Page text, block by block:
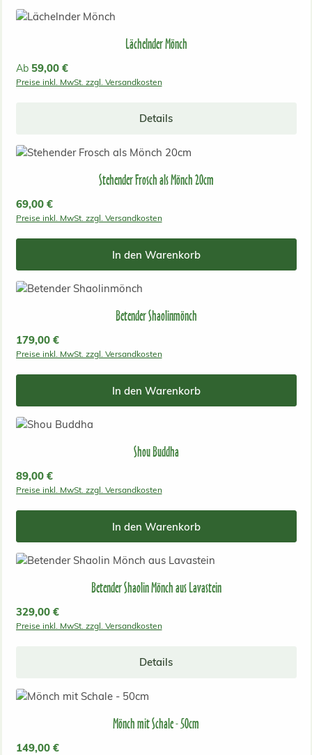
Lächelnder Mönch
Regulärer Preis:
Ab 59,00 €
Preise inkl. MwSt. zzgl. Versandkosten
Details
Stehender Frosch als Mönch 20cm
Regulärer Preis:
69,00 €
Preise inkl. MwSt. zzgl. Versandkosten
In den Warenkorb
Betender Shaolinmönch
Regulärer Preis:
179,00 €
Preise inkl. MwSt. zzgl. Versandkosten
In den Warenkorb
Shou Buddha
Regulärer Preis:
89,00 €
Preise inkl. MwSt. zzgl. Versandkosten
In den Warenkorb
Betender Shaolin Mönch aus Lavastein
Regulärer Preis:
329,00 €
Preise inkl. MwSt. zzgl. Versandkosten
Details
Mönch mit Schale - 50cm
Regulärer Preis:
149,00 €